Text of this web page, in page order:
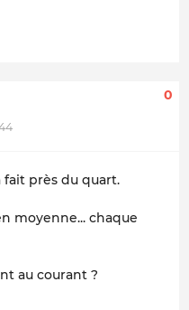
0
fait près du quart.
moyenne... chaque
au courant ?